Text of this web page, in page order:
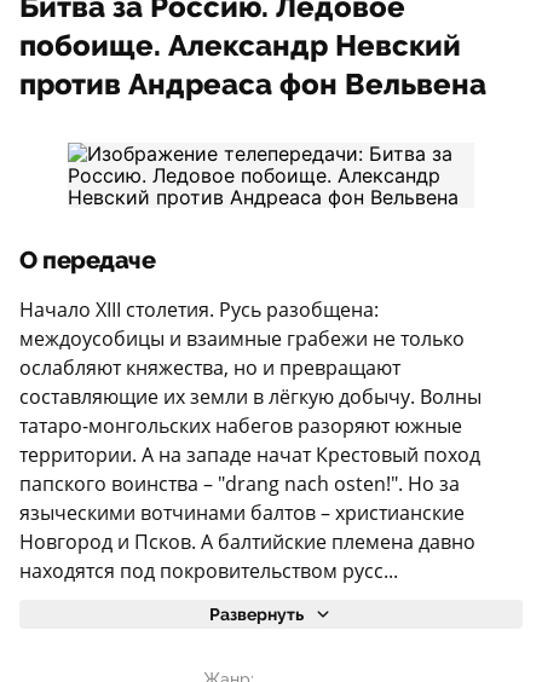
Битва за Россию. Ледовое
побоище. Александр Невский
против Андреаса фон Вельвена
О передаче
Начало XIII столетия. Русь разобщена:
междоусобицы и взаимные грабежи не только
ослабляют княжества, но и превращают
составляющие их земли в лёгкую добычу. Волны
татаро-монгольских набегов разоряют южные
территории. А на западе начат Крестовый поход
папского воинства – "drang nach osten!". Но за
языческими вотчинами балтов – христианские
Новгород и Псков. А балтийские племена давно
находятся под покровительством русс...
Развернуть